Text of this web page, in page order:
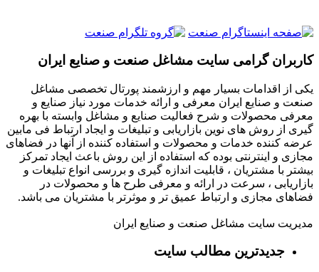
کاربران گرامی سایت مشاغل صنعت و صنایع ایران
یکی از اقدامات بسیار مهم و ارزشمند پورتال تخصصی مشاغل
صنعت و صنایع ایران معرفی و ارائه خدمات مورد نیاز صنایع و
معرفی محصولات و شرح فعالیت صنایع و مشاغل وابسته با بهره
گیری از روش های نوین بازاریابی و تبلیغات و ایجاد ارتباط فی مابین
عرضه کننده خدمات و محصولات و استفاده کننده از آنها در فضاهای
مجازی و اینترنتی بوده که استفاده از این روش باعث ایجاد تمرکز
بیشتر با مشتریان ، قابلیت اندازه گیری و بررسی انواع تبلیغات و
بازاریابی ، سرعت در ارائه و معرفی طرح ها و محصولات در
فضاهای مجازی و ارتباط عمیق تر و موثرتر با مشتریان می باشد.
مدیریت سایت مشاغل صنعت و صنایع ایران
جدیدترین مطالب سایت